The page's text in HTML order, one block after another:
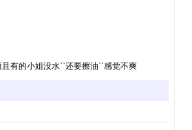
的小姐没水``还要擦油``感觉不爽